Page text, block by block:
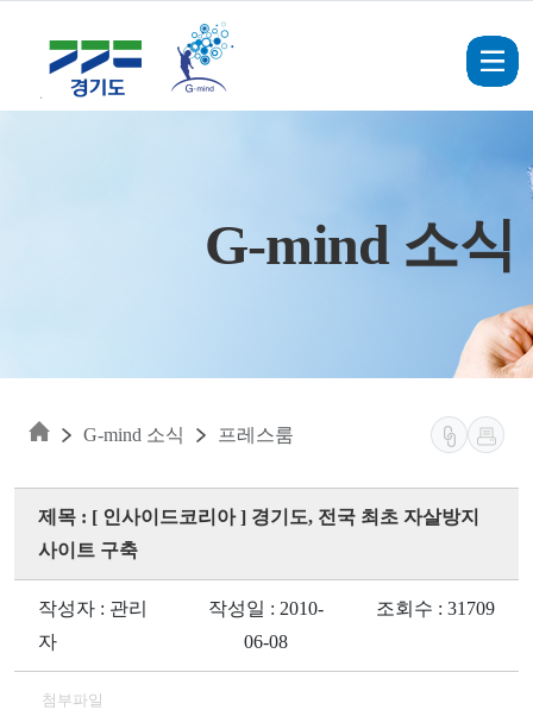
G-mind 소식
G-mind 소식 프레스룸
제목 : [ 인사이드코리아 ] 경기도, 전국 최초 자살방지
사이트 구축
작성자 : 관리
자
작성일 : 2010-
06-08
조회수 : 31709
첨부파일